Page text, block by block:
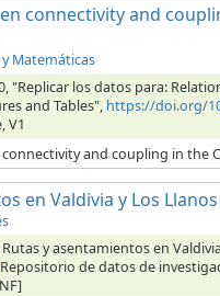
connectivity and
y Matemáticas
"Replicar los datos para:
and Tables", https://doi.org/
V1
and coupling in the
en Valdivia y Los
y asentamientos en
de datos de